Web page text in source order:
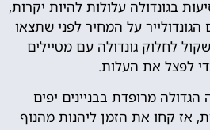
בגונדולה עלולות להיות יקרות,
על המחיר לפני שתצאו
לחלוק גונדולה עם מטיילים
לפצל את העלות.
מרופדת בבניינים יפים
אז קחו את הזמן ליהנות מהנוף